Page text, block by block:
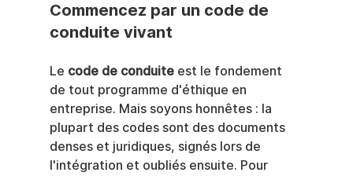
Commencez par un code de
conduite vivant
Le code de conduite est le fondement
de tout programme d'éthique en
entreprise. Mais soyons honnêtes : la
plupart des codes sont des documents
denses et juridiques, signés lors de
l'intégration et oubliés ensuite. Pour